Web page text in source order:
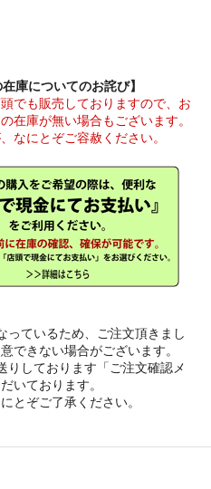
庫についてのお詫び】
でも販売しておりますので、お
在庫が無い場合もございます。
なにとぞご容赦ください。
っているため、ご注文頂きまし
できない場合がございます。
りしております「ご注文確認メ
いております。
とぞご了承ください。